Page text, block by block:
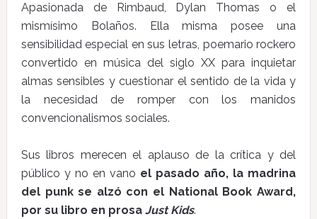
Apasionada de Rimbaud, Dylan Thomas o el
mismísimo Bolaños. Ella misma posee una
sensibilidad especial en sus letras, poemario rockero
convertido en música del siglo XX para inquietar
almas sensibles y cuestionar el sentido de la vida y
la necesidad de romper con los manidos
convencionalismos sociales.
Sus libros merecen el aplauso de la crítica y del
público y no en vano el pasado año, la madrina
del punk se alzó con el National Book Award,
por su libro en prosa Just Kids.